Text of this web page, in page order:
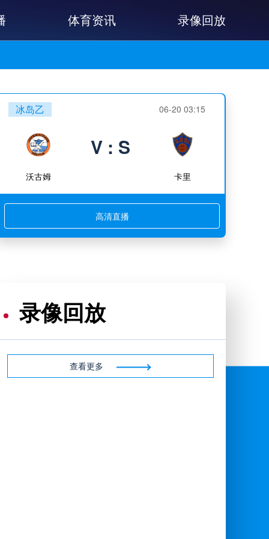
体育资讯 录像回放
冰岛乙 06-20 03:15
沃古姆
V : S
卡里
高清直播
录像回放
查看更多